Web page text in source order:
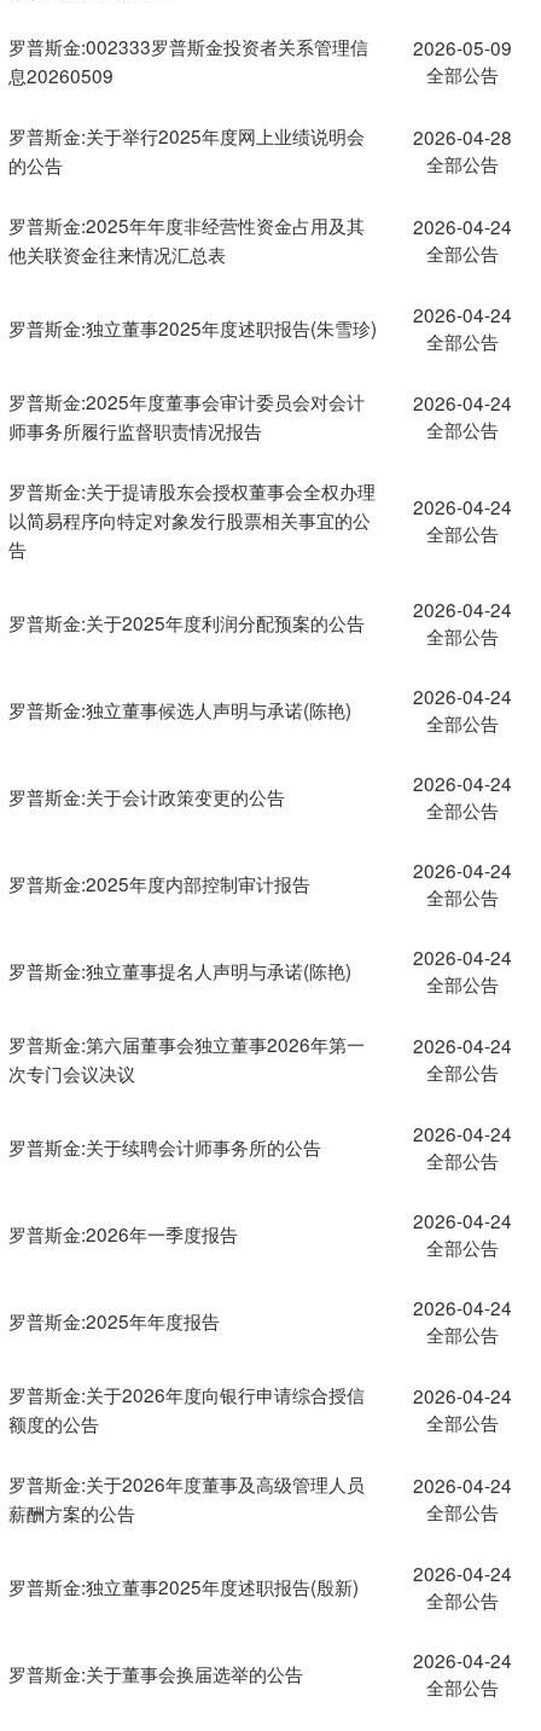
罗普斯金:002333罗普斯金投资者关系管理信
息20260509
2026-05-09
全部公告
罗普斯金:关于举行2025年度网上业绩说明会
的公告
2026-04-28
全部公告
罗普斯金:2025年年度非经营性资金占用及其
他关联资金往来情况汇总表
2026-04-24
全部公告
罗普斯金:独立董事2025年度述职报告(朱雪珍)
2026-04-24
全部公告
罗普斯金:2025年度董事会审计委员会对会计
师事务所履行监督职责情况报告
2026-04-24
全部公告
罗普斯金:关于提请股东会授权董事会全权办理
以简易程序向特定对象发行股票相关事宜的公
告
2026-04-24
全部公告
罗普斯金:关于2025年度利润分配预案的公告
2026-04-24
全部公告
罗普斯金:独立董事候选人声明与承诺(陈艳)
2026-04-24
全部公告
罗普斯金:关于会计政策变更的公告
2026-04-24
全部公告
罗普斯金:2025年度内部控制审计报告
2026-04-24
全部公告
罗普斯金:独立董事提名人声明与承诺(陈艳)
2026-04-24
全部公告
罗普斯金:第六届董事会独立董事2026年第一
次专门会议决议
2026-04-24
全部公告
罗普斯金:关于续聘会计师事务所的公告
2026-04-24
全部公告
罗普斯金:2026年一季度报告
2026-04-24
全部公告
罗普斯金:2025年年度报告
2026-04-24
全部公告
罗普斯金:关于2026年度向银行申请综合授信
额度的公告
2026-04-24
全部公告
罗普斯金:关于2026年度董事及高级管理人员
薪酬方案的公告
2026-04-24
全部公告
罗普斯金:独立董事2025年度述职报告(殷新)
2026-04-24
全部公告
罗普斯金:关于董事会换届选举的公告
2026-04-24
全部公告